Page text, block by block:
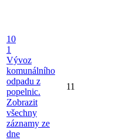
10
1
Vývoz
komunálního
odpadu z
popelnic.
Zobrazit
všechny
záznamy ze
dne
11